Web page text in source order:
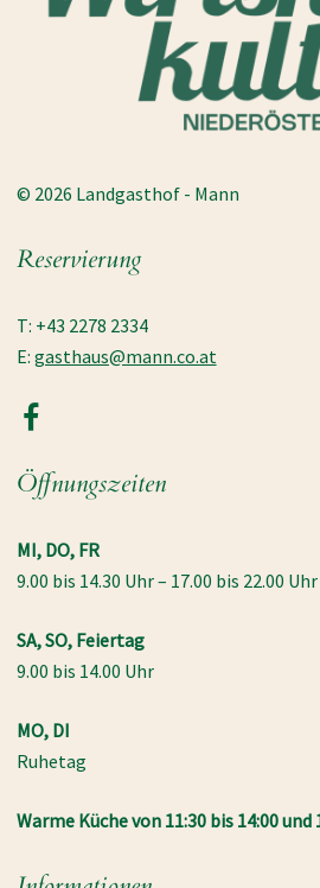
© 2026 Landgasthof - Mann
Reservierung
T: +43 2278 2334
E: gasthaus@mann.co.at
Öffnungszeiten
MI, DO, FR
9.00 bis 14.30 Uhr – 17.00 bis 22.00 Uhr
SA, SO, Feiertag
9.00 bis 14.00 Uhr
MO, DI
Ruhetag
Warme Küche von 11:30 bis 14:00 und